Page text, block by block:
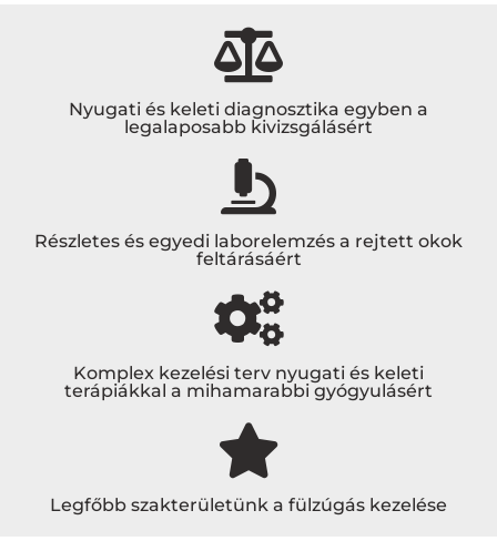
Nyugati és keleti diagnosztika egyben a
legalaposabb kivizsgálásért
Részletes és egyedi laborelemzés a rejtett okok
feltárásáért
Komplex kezelési terv nyugati és keleti
terápiákkal a mihamarabbi gyógyulásért
Legfőbb szakterületünk a fülzúgás kezelése